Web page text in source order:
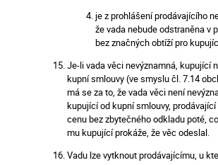
je z prohlášení prodávajícího
že vada nebude odstraněna v
bez značných obtíží pro
Je-li vada věci nevýznamná, kupující
kupní smlouvy (ve smyslu čl. 7.14
má se za to, že vada věci není
kupující od kupní smlouvy,
cenu bez zbytečného odkladu poté,
mu kupující prokáže, že věc odeslal.
Vadu lze vytknout prodávajícímu, u